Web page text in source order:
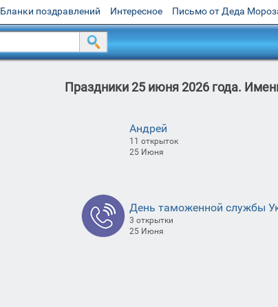
Бланки поздравлений Интересное Письмо от Деда
Праздники 25 июня 2026 года.
Андрей
11 открыток
25 Июня
День таможенной службы
3 открытки
25 Июня